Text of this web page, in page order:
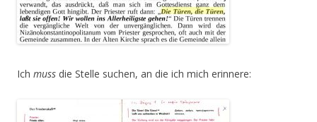
Ich muss die Stelle suchen, an die ich mich erinnere: